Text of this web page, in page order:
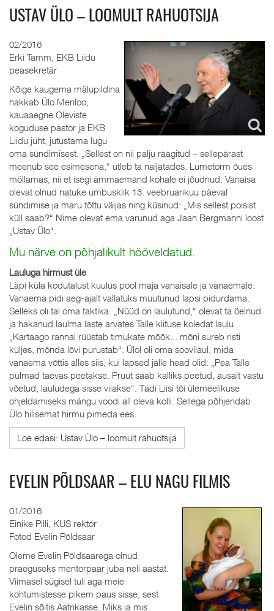
USTAV ÜLO – LOOMULT RAHUOTSIJA
02/2016
Erki Tamm, EKB Liidu
peasekretär
Kõige kaugema mälupildina
hakkab Ülo Meriloo,
kauaaegne Oleviste
koguduse pastor ja EKB
Liidu juht, jutustama lugu
oma sündimisest. „Sellest on nii palju räägitud – sellepärast
meenub see esimesena,“ ütleb ta naljatades. Lumetorm õues
möllamas, nii et isegi ämmaemand kohale ei jõudnud. Vanaisa
olevat olnud natuke umbusklik 13. veebruarikuu päeval
sündimise ja maru tõttu väljas ning küsinud: „Mis sellest poisist
küll saab?“ Nime olevat ema varunud aga Jaan Bergmanni loost
„Ustav Ülo“.
Mu närve on põhjalikult hööveldatud.
Lauluga hirmust üle
Läpi küla kodutalust kuulus pool maja vanaisale ja vanaemale.
Vanaema pidi aeg-ajalt vallatuks muutunud lapsi pidurdama.
Selleks oli tal oma taktika. „Nüüd on laulutund,“ olevat ta öelnud
ja hakanud laulma laste arvates Talle kiituse koledat laulu
„Kartaago rannal rüüstab timukate mõõk... mõni sureb risti
küljes, mõnda lõvi purustab“. Ülol oli oma soovilaul, mida
vanaema võttis alles siis, kui lapsed jälle head olid: „Pea Talle
pulmad taevas peetakse. Pruut saab kalliks peetud, ausalt vastu
võetud, lauludega sisse viiakse“. Tädi Liisi tõi ülemeelikuse
ohjeldamiseks mängu voodi all oleva kolli. Sellega põhjendab
Ülo hilisemat hirmu pimeda ees.
Loe edasi: Ustav Ülo – loomult rahuotsija
EVELIN PÕLDSAAR – ELU NAGU FILMIS
01/2016
Einike Pilli, KUS rektor
Fotod Evelin Põldsaar
Oleme Evelin Põldsaarega olnud
praeguseks mentorpaar juba neli aastat.
Viimasel sügisel tuli aga meie
kohtumistesse pikem paus sisse, sest
Evelin sõitis Aafrikasse. Miks ja mis